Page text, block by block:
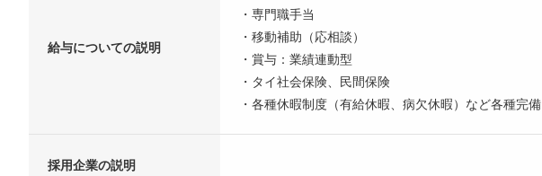
給与についての説明
・専門職手当
・移動補助（応相談）
・賞与：業績連動型
・タイ社会保険、民間保険
・各種休暇制度（有給休暇、病欠休暇）など各種完備
採用企業の説明